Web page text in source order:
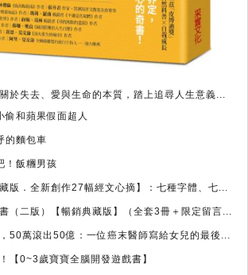
於失去、愛與生命的本質，踏上追尋人生意義...
偷和蘋果假面超人
的麵包車
！飯糰男孩
版．全新創作27幅經文心摘】：七種字體、七...
（二版）【暢銷典藏版】（全套3冊＋限定留言...
50萬滾出50億：一位癌末醫師寫給女兒的最後...
【0~3歲寶寶全腦開發遊戲書】